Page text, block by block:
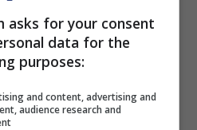
anche incentivi per
inquinanti. Prima del
asks for your consent
data for the
purposes:
and content, advertising and
audience research and